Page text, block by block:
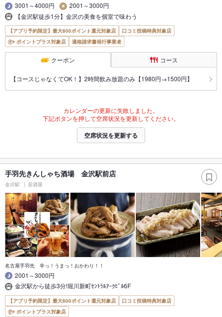
3001～4000円
2001～3000円
【金沢駅徒歩1分】金沢の美食を個室で味わう
【アプリ予約限定】最大800ポイント還元対象店
口コミ投稿特典対象店
ポイントプラス対象店
適格請求書発行事業者
クーポン コース
【コースじゃなくてOK！】2時間飲み放題のみ【1980円→1500円】
カレンダーの更新に失敗しました。
下記ボタンを押して空席状況を更新してください。
空席状況を更新する
手羽先きんしゃち酒場 金沢駅前店
金沢駅 居酒屋
名古屋手羽先 辛っ！うまっ！おかわり！！
2001～3000円
金沢駅から徒歩3分!堀川新町ｾﾝﾄﾗﾙｱｰｸﾋﾞﾙ6F
【アプリ予約限定】最大800ポイント還元対象店
口コミ投稿特典対象店
ポイントプラス対象店